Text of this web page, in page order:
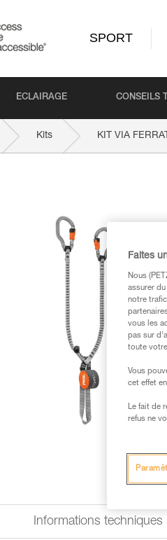
SPORT
ECLAIRAGE CONSEILS
Kits KIT VIA
Informations techniques
Faites
Nous
assurer
notre
vous les
pas sur
toute
Vous
cet effet
Le fait de
refus ne